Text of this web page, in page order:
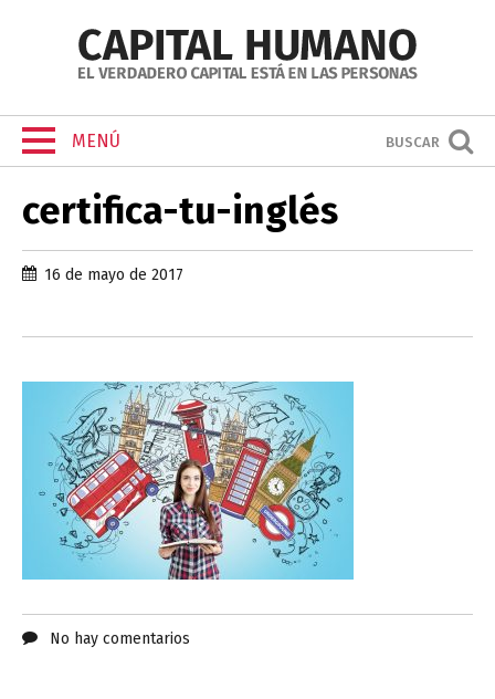
MENÚ BUSCAR
certifica-tu-inglés
16 de mayo de 2017
No hay comentarios